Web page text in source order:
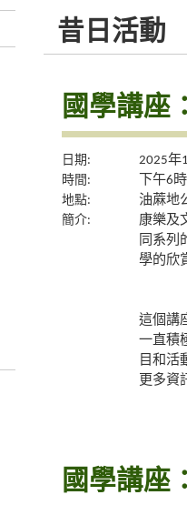
昔日活動
國學講座
日期:
2025年
時間:
下午6
地點:
油蔴地
簡介:
康樂及
同系列
學的欣
這個講
一直積
目和活
更多資
國學講座